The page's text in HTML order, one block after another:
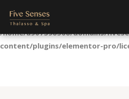
Notice: Undefined index: license in
/home/u907398568/domains/
content/plugins/elementor-pro/